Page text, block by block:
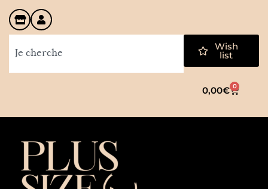
Wish
list
0,00€ 0